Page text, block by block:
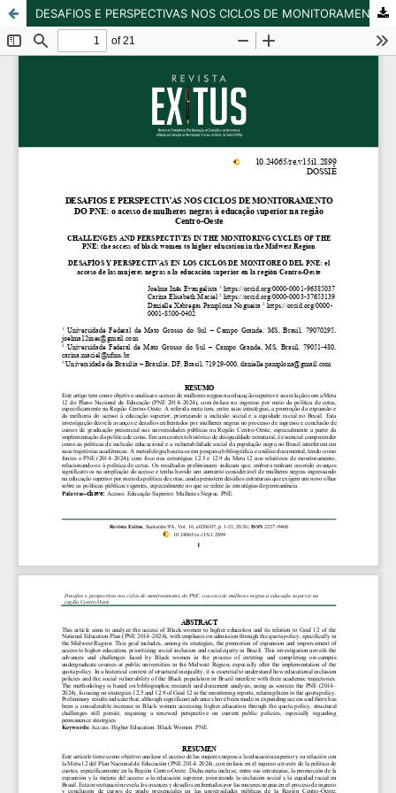
DESAFIOS E PERSPECTIVAS NOS CICLOS DE MONITORAMENTO DO PNE: o acesso de mulheres negras à educação superior na região Centro-Oeste